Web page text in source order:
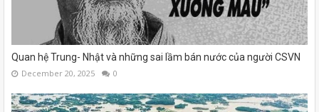
Quan hệ Trung- Nhật và những sai lầm bán nước của người CSVN
December 20, 2025 0